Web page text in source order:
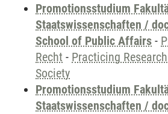
Promotionsstudium
Staatswissenschaften /
School of Public Affairs -
Recht - Practicing
Society
Promotionsstudium
Staatswissenschaften /